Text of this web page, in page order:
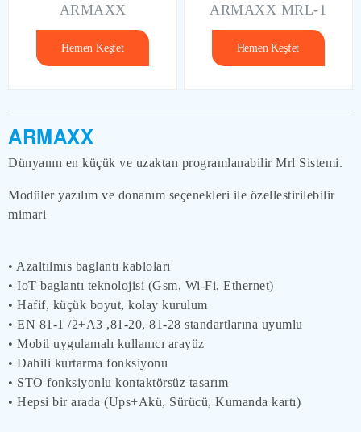
ARMAXX
Hemen Keşfet
ARMAXX MRL-1
Hemen Keşfet
ARMAXX
Dünyanın en küçük ve uzaktan programlanabilir Mrl Sistemi.
Modüler yazılım ve donanım seçenekleri ile özellestirilebilir
mimari
• Azaltılmıs baglantı kabloları
• IoT baglantı teknolojisi (Gsm, Wi-Fi, Ethernet)
• Hafif, küçük boyut, kolay kurulum
• EN 81-1 /2+A3 ,81-20, 81-28 standartlarına uyumlu
• Mobil uygulamalı kullanıcı arayüz
• Dahili kurtarma fonksiyonu
• STO fonksiyonlu kontaktörsüz tasarım
• Hepsi bir arada (Ups+Akü, Sürücü, Kumanda kartı)